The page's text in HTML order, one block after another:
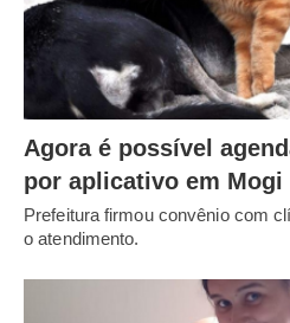
Agora é possível
por aplicativo em Mogi
Prefeitura firmou convênio com
o atendimento.